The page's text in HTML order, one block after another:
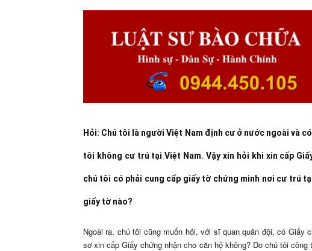
Hỏi: Chú tôi là người Việt Nam định cư ở nước ngoài và
tôi không cư trú tại Việt Nam. Vậy xin hỏi khi xin cấp
chú tôi có phải cung cấp giấy tờ chứng minh nơi cư trú
giấy tờ nào?
Ngoài ra, chú tôi cũng muốn hỏi, với sĩ quan quân đội, có Giấy
sơ xin cấp Giấy chứng nhận cho căn hộ không? Do chú tôi